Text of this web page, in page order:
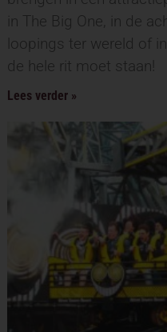
in The Big One, in de
loopings ter wereld of
de hele rit moet staan!
Lees verder »